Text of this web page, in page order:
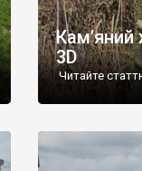
Кам’яний
3D
Читайте